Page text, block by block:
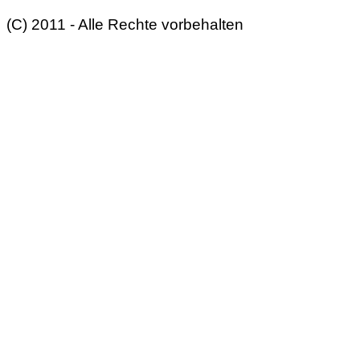
(C) 2011 - Alle Rechte vorbehalten